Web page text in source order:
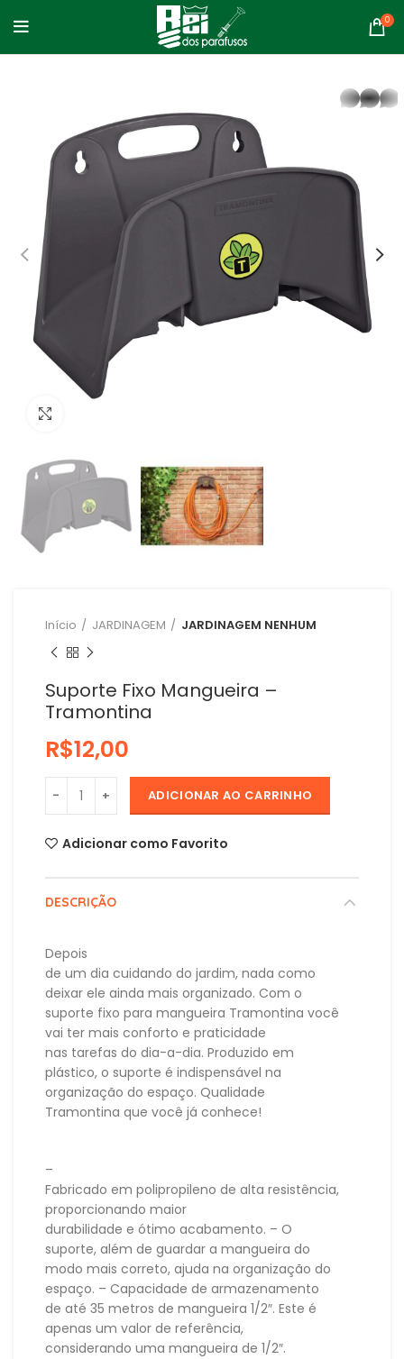
0
Início JARDINAGEM JARDINAGEM NENHUM
Suporte Fixo Mangueira –
Tramontina
R$
ADICIONAR AO CARRINHO
Adicionar como Favorito
DESCRIÇÃO
Depois
de um dia cuidando do jardim, nada como
deixar ele ainda mais organizado. Com o
suporte fixo para mangueira Tramontina você
vai ter mais conforto e praticidade
nas tarefas do dia-a-dia. Produzido em
plástico, o suporte é indispensável na
organização do espaço. Qualidade
Tramontina que você já conhece!
–
Fabricado em polipropileno de alta resistência,
proporcionando maior
durabilidade e ótimo acabamento. – O
suporte, além de guardar a mangueira do
modo mais correto, ajuda na organização do
espaço. – Capacidade de armazenamento
de até 35 metros de mangueira 1/2″. Este é
apenas um valor de referência,
considerando uma mangueira de 1/2″.
whatsapp